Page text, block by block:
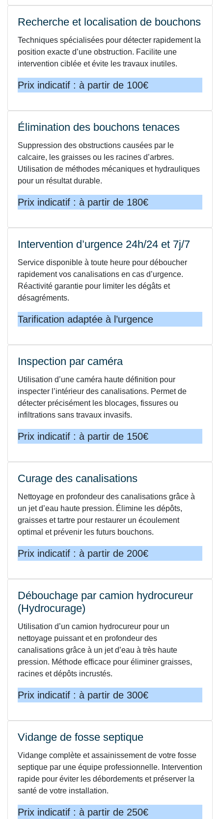
Recherche et localisation de bouchons
Techniques spécialisées pour détecter rapidement la
position exacte d’une obstruction. Facilite une
intervention ciblée et évite les travaux inutiles.
Prix indicatif : à partir de 100€
Élimination des bouchons tenaces
Suppression des obstructions causées par le
calcaire, les graisses ou les racines d’arbres.
Utilisation de méthodes mécaniques et hydrauliques
pour un résultat durable.
Prix indicatif : à partir de 180€
Intervention d’urgence 24h/24 et 7j/7
Service disponible à toute heure pour déboucher
rapidement vos canalisations en cas d’urgence.
Réactivité garantie pour limiter les dégâts et
désagréments.
Tarification adaptée à l’urgence
Inspection par caméra
Utilisation d’une caméra haute définition pour
inspecter l’intérieur des canalisations. Permet de
détecter précisément les blocages, fissures ou
infiltrations sans travaux invasifs.
Prix indicatif : à partir de 150€
Curage des canalisations
Nettoyage en profondeur des canalisations grâce à
un jet d’eau haute pression. Élimine les dépôts,
graisses et tartre pour restaurer un écoulement
optimal et prévenir les futurs bouchons.
Prix indicatif : à partir de 200€
Débouchage par camion hydrocureur
(Hydrocurage)
Utilisation d’un camion hydrocureur pour un
nettoyage puissant et en profondeur des
canalisations grâce à un jet d’eau à très haute
pression. Méthode efficace pour éliminer graisses,
racines et dépôts incrustés.
Prix indicatif : à partir de 300€
Vidange de fosse septique
Vidange complète et assainissement de votre fosse
septique par une équipe professionnelle. Intervention
rapide pour éviter les débordements et préserver la
santé de votre installation.
Prix indicatif : à partir de 250€